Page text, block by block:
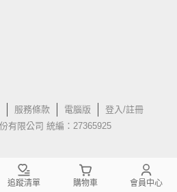
服務條款 電腦版
登入/註冊
有限公司 統編：27365925
追蹤清單 購物車 會員中心